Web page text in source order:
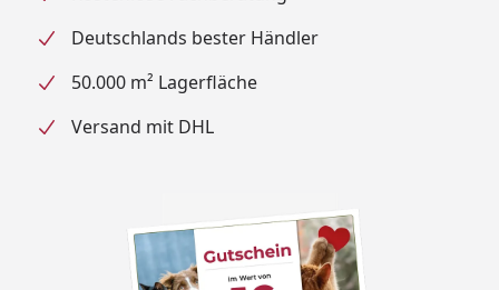
Deutschlands bester Händler
50.000 m² Lagerfläche
Versand mit DHL